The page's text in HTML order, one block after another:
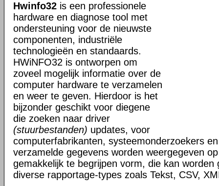
Hwinfo32 is een professionele
hardware en diagnose tool met
ondersteuning voor de nieuwste
componenten, industriële
technologieën en standaards.
HWiNFO32 is ontworpen om
zoveel mogelijk informatie over de
computer hardware te verzamelen
en weer te geven. Hierdoor is het
bijzonder geschikt voor diegene
die zoeken naar driver
(stuurbestanden) updates, voor
computerfabrikanten, systeemonderzoekers
verzamelde gegevens worden weergegeven
gemakkelijk te begrijpen vorm, die kan worden
diverse rapportage-types zoals Tekst, CSV,